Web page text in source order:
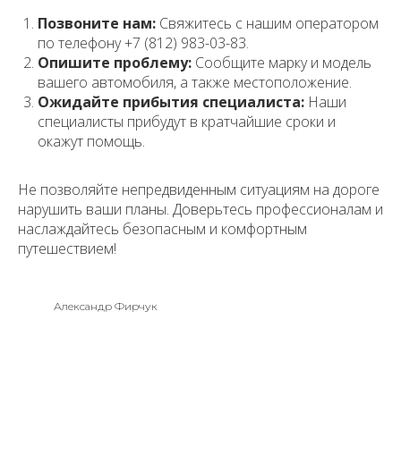
Позвоните нам: Свяжитесь с нашим оператором
по телефону +7 (812) 983-03-83.
Опишите проблему: Сообщите марку и модель
вашего автомобиля, а также местоположение.
Ожидайте прибытия специалиста: Наши
специалисты прибудут в кратчайшие сроки и
окажут помощь.
Не позволяйте непредвиденным ситуациям на дороге
нарушить ваши планы. Доверьтесь профессионалам и
наслаждайтесь безопасным и комфортным
путешествием!
Александр Фирчук